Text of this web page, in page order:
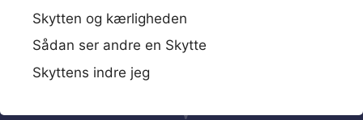
Skytten og kærligheden
Sådan ser andre en Skytte
Skyttens indre jeg